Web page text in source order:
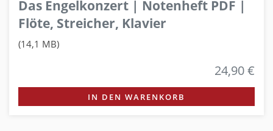
Das Engelkonzert | Notenheft PDF |
Flöte, Streicher, Klavier
(14,1 MB)
24,90 €
IN DEN WARENKORB